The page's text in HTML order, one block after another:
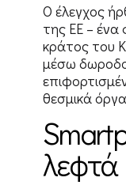
Ο έλεγχος
της ΕΕ –
κράτος του
μέσω
θεσμικά
λεφτά